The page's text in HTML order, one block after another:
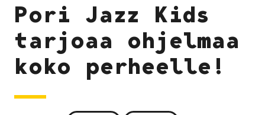
Pori Jazz Kids
tarjoaa ohjelmaa
koko perheelle!